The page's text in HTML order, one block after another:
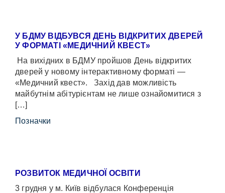
У БДМУ ВІДБУВСЯ ДЕНЬ ВІДКРИТИХ ДВЕРЕЙ
У ФОРМАТІ «МЕДИЧНИЙ КВЕСТ»
На вихідних в БДМУ пройшов День відкритих
дверей у новому інтерактивному форматі —
«Медичний квест». Захід дав можливість
майбутнім абітурієнтам не лише ознайомитися з
[…]
Позначки
РОЗВИТОК МЕДИЧНОЇ ОСВІТИ
3 грудня у м. Київ відбулася Конференція